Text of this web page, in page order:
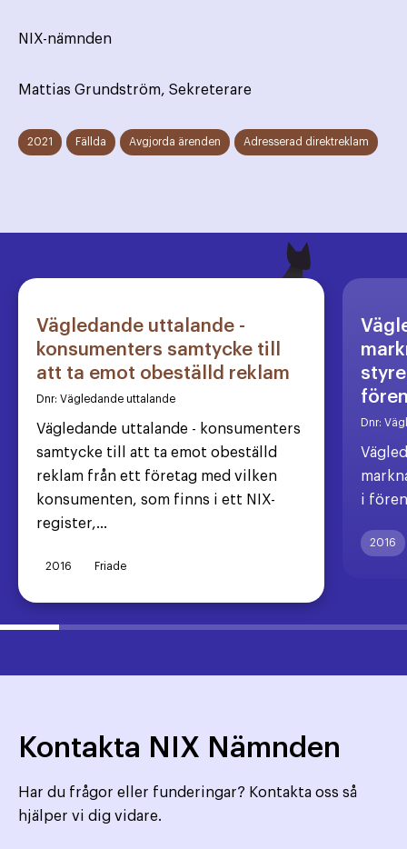
NIX-nämnden
Mattias Grundström, Sekreterare
2021 Fällda Avgjorda ärenden Adresserad direktreklam
Vägledande uttalande -
konsumenters samtycke till
att ta emot obeställd reklam
Dnr: Vägledande uttalande
Vägledande uttalande - konsumenters
samtycke till att ta emot obeställd
reklam från ett företag med vilken
konsumenten, som finns i ett NIX-
register,...
2016 Friade
Dnr:
i
2016
Kontakta NIX Nämnden
Har du frågor eller funderingar? Kontakta oss så
hjälper vi dig vidare.